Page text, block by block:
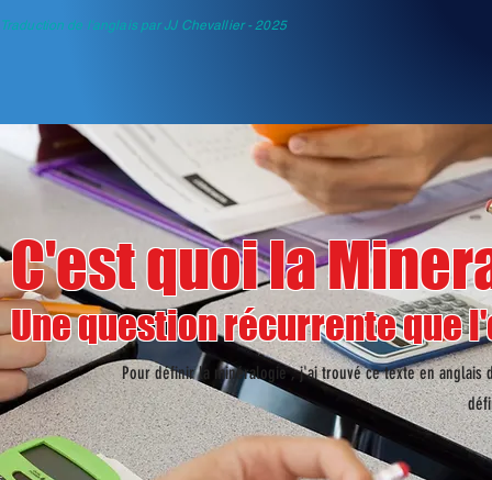
Traduction de l'anglais par JJ Chevallier - 2025
C'est quoi la
Une question récurrente que
Pour définir la minéralogie , j'ai trouvé ce texte en anglais